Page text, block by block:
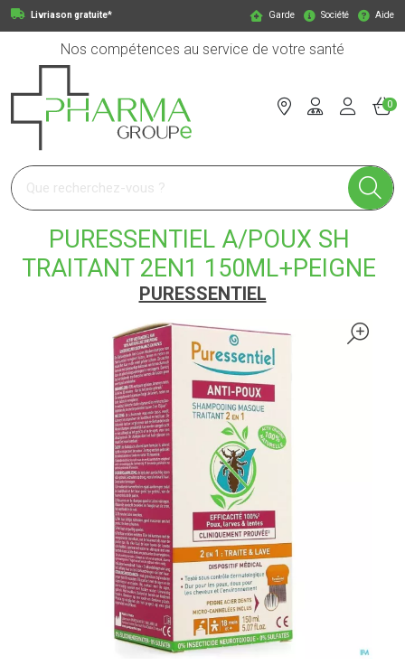
Livriason gratuite* Garde Société Aide
Nos compétences au service de votre santé
Pharmagroupe Votre pharmacie en ligne à votre service
0
PURESSENTIEL A/POUX SH
TRAITANT 2EN1 150ML+PEIGNE
PURESSENTIEL